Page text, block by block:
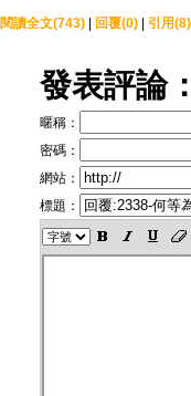
閱讀全文(743) 回覆(0) 引用(8)
發表評論
暱稱：
密碼：
網站：
標題：